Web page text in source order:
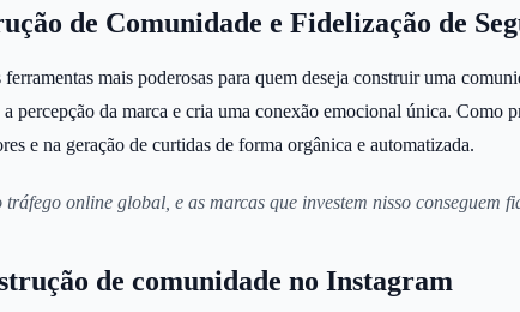
de Comunidade e Fidelização de
mais poderosas para quem deseja construir uma
da marca e cria uma conexão emocional única. Como
e na geração de curtidas de forma orgânica e automatizada.
online global, e as marcas que investem nisso
de comunidade no Instagram